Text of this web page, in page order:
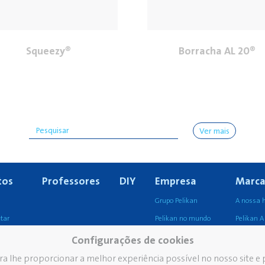
Squeezy® Borracha AL 20®
Ver mais
Professores DIY Empresa
Grupo Pelikan
Pelikan no mundo
Os nossos valores
Sustentabilidade
A nossa
Pelikan
Configurações de cookies
lhe proporcionar a melhor experiência possível no nosso site e